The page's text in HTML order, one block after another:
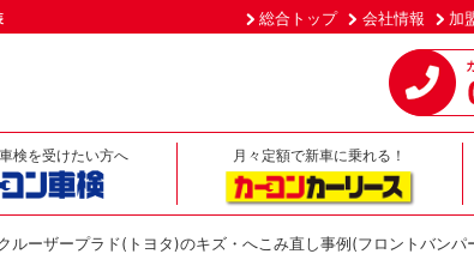
総合トップ 会社情報 加
検を受けたい方へ 月々定額で新車に乗れる！
ルーザープラド(トヨタ)のキズ・へこみ直し事例(フロントバンパ